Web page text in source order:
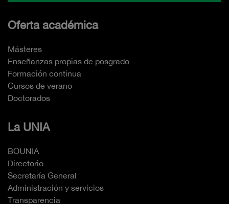
Oferta académica
Másteres
Enseñanzas propias de posgrado
Formación continua
Cursos de verano
Doctorados
La UNIA
BOUNIA
Directorio
Secretaría General
Administración y servicios
Transparencia